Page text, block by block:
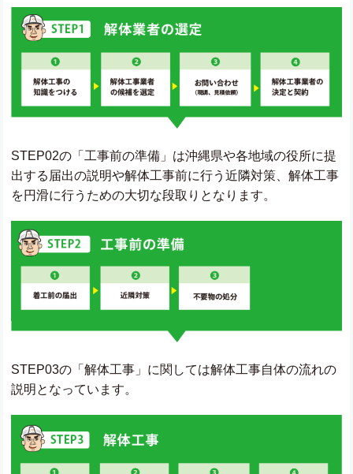
STEP02の「工事前の準備」は沖縄県や各地域の役所に提
出する届出の説明や解体工事前に行う近隣対策、解体工事
を円滑に行うための大切な段取りとなります。
STEP03の「解体工事」に関しては解体工事自体の流れの
説明となっています。